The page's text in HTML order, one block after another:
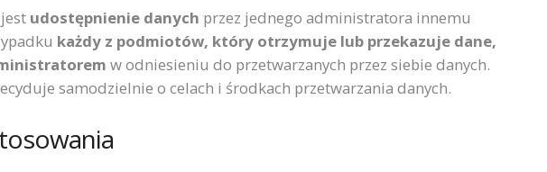
udostępnienie danych przez jednego administratora innemu
każdy z podmiotów, który otrzymuje lub przekazuje dane,
w odniesieniu do przetwarzanych przez siebie danych.
samodzielnie o celach i środkach przetwarzania danych.